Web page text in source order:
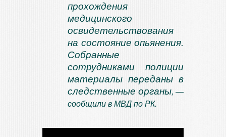
прохождения
медицинского
освидетельствования
на состояние опьянения.
Собранные
сотрудниками полиции
материалы переданы в
следственные органы, —
сообщили в МВД по РК.